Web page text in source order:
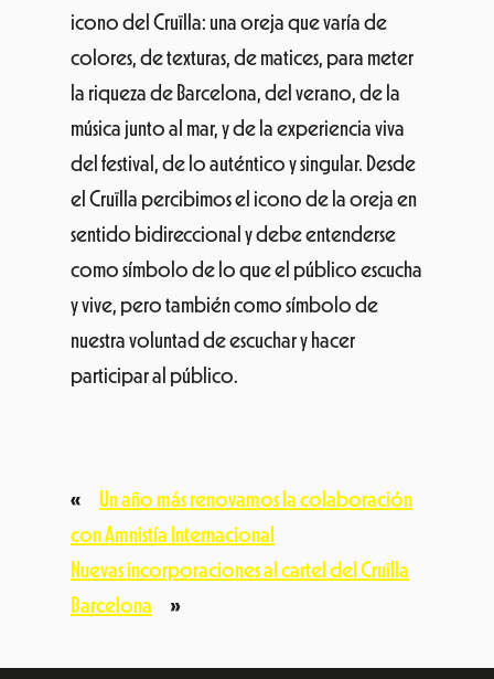
icono del Cruïlla: una oreja que varía de
colores, de texturas, de matices, para meter
la riqueza de Barcelona, del verano, de la
música junto al mar, y de la experiencia viva
del festival, de lo auténtico y singular. Desde
el Cruïlla percibimos el icono de la oreja en
sentido bidireccional y debe entenderse
como símbolo de lo que el público escucha
y vive, pero también como símbolo de
nuestra voluntad de escuchar y hacer
participar al público.
«
Un año más renovamos la colaboración
con Amnistía Internacional
Nuevas incorporaciones al cartel del Cruïlla
Barcelona
»